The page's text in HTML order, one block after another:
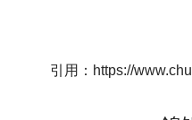
引用：https://